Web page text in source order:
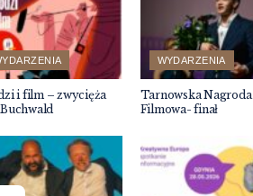
i film – zwycięża
WYDARZENIA
Tarnowska Nagroda
Filmowa- finał